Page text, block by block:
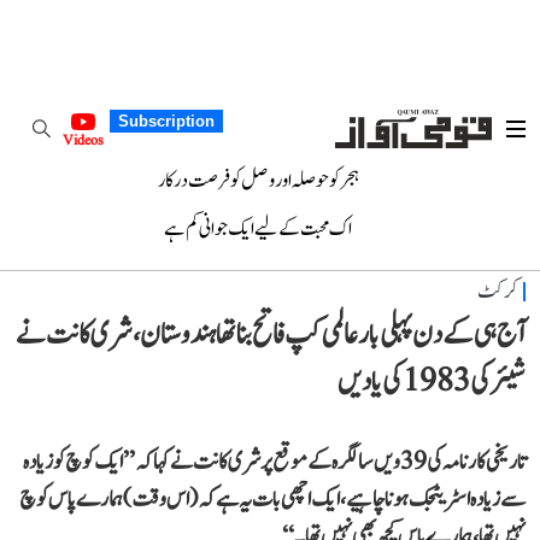
Subscription
Videos
ہجر کو حوصلہ اور وصل کو فرصت درکار
اک محبت کے لیے ایک جوانی کم ہے
کرکٹ
آج ہی کے دن پہلی بار عالمی کپ فاتح بنا تھا ہندوستان، شری کانت نے
شیئر کی 1983 کی یادیں
تاریخی کارنامہ کی 39ویں سالگرہ کے موقع پر شری کانت نے کہا کہ ’’ایک کوچ کو زیادہ
سے زیادہ اسٹریٹجک ہونا چاہیے، ایک اچھی بات یہ ہے کہ (اس وقت) ہمارے پاس کوچ